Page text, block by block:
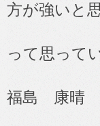
方が強いと
って思って
福島 康晴